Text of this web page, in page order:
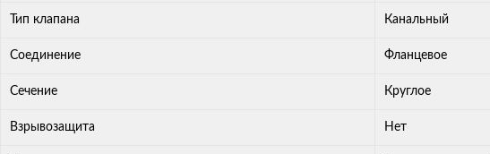
Тип клапана Канальный
Соединение Фланцевое
Сечение Круглое
Взрывозащита Нет